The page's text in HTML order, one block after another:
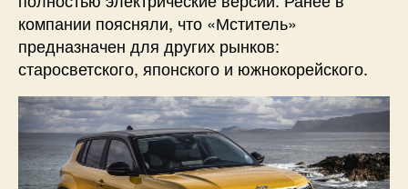
компании поясняли, что «Мститель»
предназначен для других рынков:
старосветского, японского и южнокорейского.